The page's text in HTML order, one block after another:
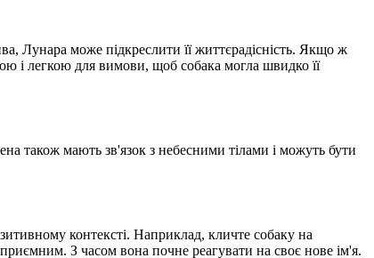
Лунара може підкреслити її життєрадісність. Якщо ж
і легкою для вимови, щоб собака могла швидко її
також мають зв'язок з небесними тілами і можуть бути
контексті. Наприклад, кличте собаку на
З часом вона почне реагувати на своє нове ім'я.